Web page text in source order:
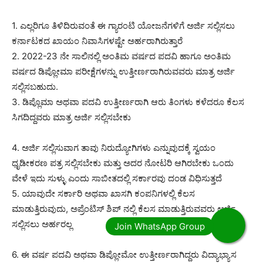
1. ಎಲ್ಲರಿಗೂ ತಿಳಿದಿರುವಂತೆ ಈ ಗ್ಯಾರಂಟಿ ಯೋಜನೆಗಳಿಗೆ ಅರ್ಜಿ ಸಲ್ಲಿಸಲು
ಕರ್ನಾಟಕದ ಖಾಯಂ ನಿವಾಸಿಗಳಷ್ಟೇ ಅರ್ಹರಾಗಿರುತ್ತಾರೆ
2. 2022-23 ನೇ ಸಾಲಿನಲ್ಲಿ ಅಂತಿಮ ವರ್ಷದ ಪದವಿ ಹಾಗೂ ಅಂತಿಮ
ವರ್ಷದ ಡಿಪ್ಲೋಮಾ ಪರೀಕ್ಷೆಗಳನ್ನು ಉತ್ತೀರ್ಣರಾಗಿರುವವರು ಮಾತ್ರ ಅರ್ಜಿ
ಸಲ್ಲಿಸಬಹುದು.
3. ಡಿಪ್ಲೊಮಾ ಅಥವಾ ಪದವಿ ಉತ್ತೀರ್ಣರಾಗಿ ಆರು ತಿಂಗಳು ಕಳೆದರೂ ಕೆಲಸ
ಸಿಗದಿದ್ದವರು ಮಾತ್ರ ಅರ್ಜಿ ಸಲ್ಲಿಸಬೇಕು
4. ಅರ್ಜಿ ಸಲ್ಲಿಸುವಾಗ ತಾವು ನಿರುದ್ಯೋಗಿಗಳು ಎನ್ನುವುದಕ್ಕೆ ಸ್ವಯಂ
ಧೃಡೀಕರಣ ಪತ್ರ ಸಲ್ಲಿಸಬೇಕು ಮತ್ತು ಅದರ ನೋಟರಿ ಆಗಿರಬೇಕು ಒಂದು
ವೇಳೆ ಇದು ಸುಳ್ಳು ಎಂದು ಸಾಬೀತದಲ್ಲಿ ಸರ್ಕಾರವು ದಂಡ ವಿಧಿಸುತ್ತದೆ
5. ಯಾವುದೇ ಸರ್ಕಾರಿ ಅಥವಾ ಖಾಸಗಿ ಕಂಪನಿಗಳಲ್ಲಿ ಕೆಲಸ
ಮಾಡುತ್ತಿರುವುದು, ಅಪ್ರೆಂಟಿಸ್ ಶಿಪ್ ನಲ್ಲಿ ಕೆಲಸ ಮಾಡುತ್ತಿರುವವರು ಅರ್ಜಿ
ಸಲ್ಲಿಸಲು ಅರ್ಹರಲ್ಲ
‌6. ಈ ವರ್ಷ ಪದವಿ ಅಥವಾ ಡಿಪ್ಲೋಮೋ ಉತ್ತೀರ್ಣರಾಗಿದ್ದರು ವಿದ್ಯಾಭ್ಯಾಸ